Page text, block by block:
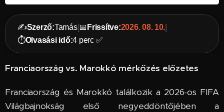
✍️Szerző:Tamás| 📅 Frissítve:2026. 08. 10.
⏱️Olvasási idő:4 perc ✅
Franciaország vs. Marokkó mérkőzés előzetes
Franciaország és Marokkó találkozik a 2026-os FIFA
Világbajnokság első negyeddöntőjében a